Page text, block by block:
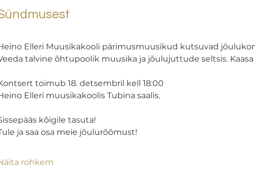
Elleri Muusikakooli pärimusmuusikud kutsuvad
talvine õhtupoolik muusika ja jõulujuttude seltsis.
toimub 18. detsembril kell 18:00
Elleri muusikakoolis Tubina saalis.
kõigile tasuta!
ja saa osa meie jõulurõõmust!
rohkem